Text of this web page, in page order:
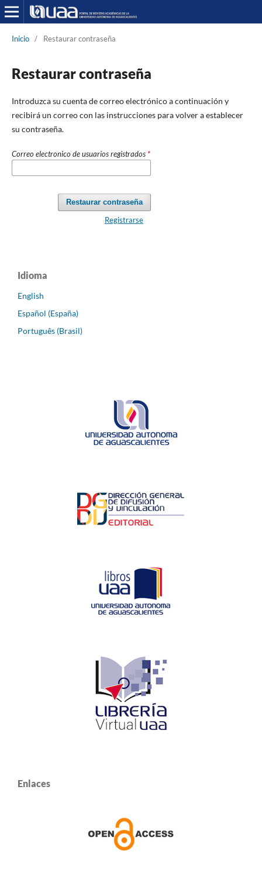
Inicio / Restaurar contraseña
Restaurar contraseña
Introduzca su cuenta de correo electrónico a continuación y
recibirá un correo con las instrucciones para volver a establecer
su contraseña.
Correo electronico de usuarios registrados *
Restaurar contraseña
Registrarse
Idioma
English
Español (España)
Português (Brasil)
Enlaces